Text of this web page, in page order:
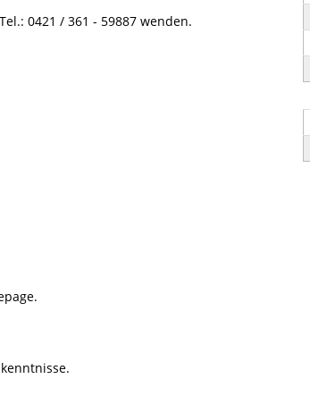
0421 / 361 - 59887 wenden.